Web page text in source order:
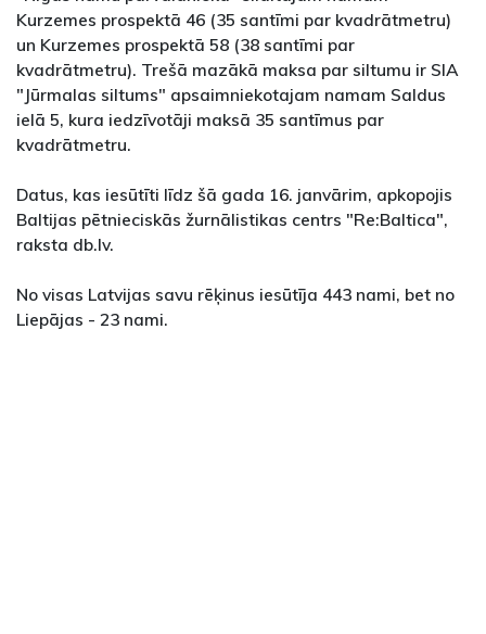
Kurzemes prospektā 46 (35 santīmi par kvadrātmetru)
un Kurzemes prospektā 58 (38 santīmi par
kvadrātmetru). Trešā mazākā maksa par siltumu ir SIA
"Jūrmalas siltums" apsaimniekotajam namam Saldus
ielā 5, kura iedzīvotāji maksā 35 santīmus par
kvadrātmetru.
Datus, kas iesūtīti līdz šā gada 16. janvārim, apkopojis
Baltijas pētnieciskās žurnālistikas centrs "Re:Baltica",
raksta db.lv.
No visas Latvijas savu rēķinus iesūtīja 443 nami, bet no
Liepājas - 23 nami.